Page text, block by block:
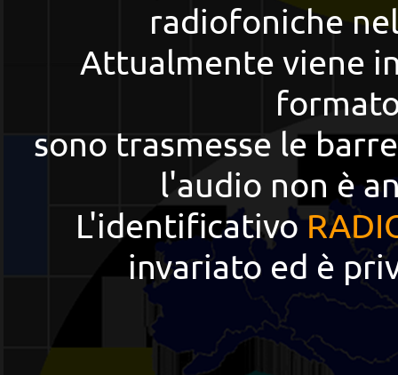
radiofoniche
Attualmente viene
sono trasmesse le
l'audio non è
L'identificativo
invariato ed è